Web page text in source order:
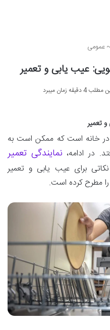
عمومی
عیب یابی و تعمیر
زمان میبرد
تعمیر
خانه است که ممکن است به
در ادامه، نمایندگی تعمیر
برای عیب یابی و تعمیر
مطرح کرده است.